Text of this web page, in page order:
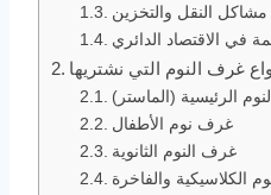
النقل والتخزين
في الاقتصاد الدائري
غرف النوم التي نشتريها
الرئيسية (الماستر)
غرف نوم الأطفال
غرف النوم الثانوية
الكلاسيكية والفاخرة